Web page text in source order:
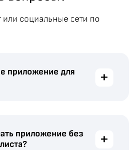
социальные сети по
+
приложение для
+
приложение без